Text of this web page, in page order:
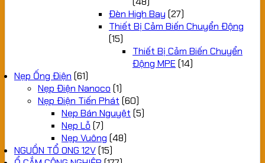
Đèn High Bay (27)
Thiết Bị Cảm Biến Chuyển Động
(15)
Thiết Bị Cảm Biến Chuyển
Động MPE (14)
Nẹp Ống Điện (61)
Nẹp Điện Nanoco (1)
Nẹp Điện Tiến Phát (60)
Nẹp Bán Nguyệt (5)
Nẹp Lỗ (7)
Nẹp Vuông (48)
NGUỒN TỔ ONG 12V(15)